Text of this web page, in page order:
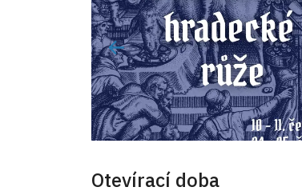
Otevírací doba